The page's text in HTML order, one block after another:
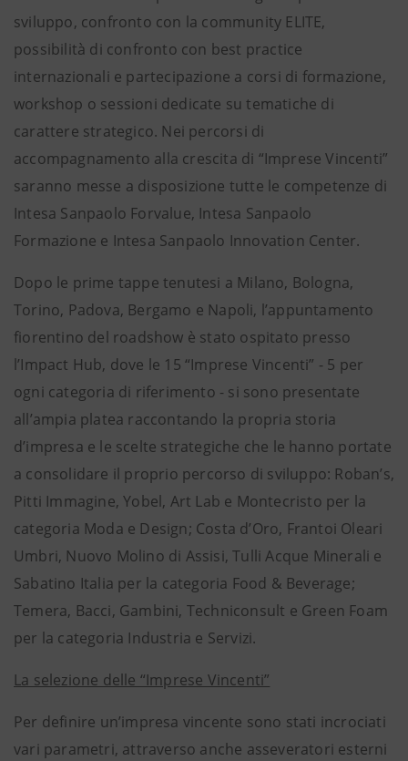
sviluppo, confronto con la community ELITE,
possibilità di confronto con best practice
internazionali e partecipazione a corsi di formazione,
workshop o sessioni dedicate su tematiche di
carattere strategico. Nei percorsi di
accompagnamento alla crescita di “Imprese Vincenti”
saranno messe a disposizione tutte le competenze di
Intesa Sanpaolo Forvalue, Intesa Sanpaolo
Formazione e Intesa Sanpaolo Innovation Center.
Dopo le prime tappe tenutesi a Milano, Bologna,
Torino, Padova, Bergamo e Napoli, l’appuntamento
fiorentino del roadshow è stato ospitato presso
l’Impact Hub, dove le 15 “Imprese Vincenti” - 5 per
ogni categoria di riferimento - si sono presentate
all’ampia platea raccontando la propria storia
d’impresa e le scelte strategiche che le hanno portate
a consolidare il proprio percorso di sviluppo: Roban’s,
Pitti Immagine, Yobel, Art Lab e Montecristo per la
categoria Moda e Design; Costa d’Oro, Frantoi Oleari
Umbri, Nuovo Molino di Assisi, Tulli Acque Minerali e
Sabatino Italia per la categoria Food & Beverage;
Temera, Bacci, Gambini, Techniconsult e Green Foam
per la categoria Industria e Servizi.
La selezione delle “Imprese Vincenti”
Per definire un’impresa vincente sono stati incrociati
vari parametri, attraverso anche asseveratori esterni